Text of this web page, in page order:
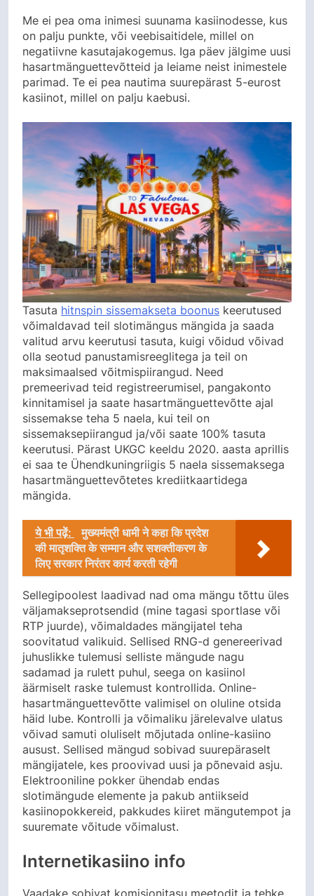
Me ei pea oma inimesi suunama kasiinodesse, kus
on palju punkte, või veebisaitidele, millel on
negatiivne kasutajakogemus. Iga päev jälgime uusi
hasartmänguettevõtteid ja leiame neist inimestele
parimad. Te ei pea nautima suurepärast 5-eurost
kasiinot, millel on palju kaebusi.
Tasuta hitnspin sissemakseta boonus keerutused
võimaldavad teil slotimängus mängida ja saada
valitud arvu keerutusi tasuta, kuigi võidud võivad
olla seotud panustamisreeglitega ja teil on
maksimaalsed võitmispiirangud. Need
premeerivad teid registreerumisel, pangakonto
kinnitamisel ja saate hasartmänguettevõtte ajal
sissemakse teha 5 naela, kui teil on
sissemaksepiirangud ja/või saate 100% tasuta
keerutusi. Pärast UKGC keeldu 2020. aasta aprillis
ei saa te Ühendkuningriigis 5 naela sissemaksega
hasartmänguettevõtetes krediitkaartidega
mängida.
ये भी पढ़ें:
मुख्यमंत्री धामी ने कहा कि प्रदेश
की मातृशक्ति के सम्मान और सशक्तीकरण के
लिए सरकार निरंतर कार्य करती रहेगी
Sellegipoolest laadivad nad oma mängu tõttu üles
väljamakseprotsendid (mine tagasi sportlase või
RTP juurde), võimaldades mängijatel teha
soovitatud valikuid. Sellised RNG-d genereerivad
juhuslikke tulemusi selliste mängude nagu
sadamad ja rulett puhul, seega on kasiinol
äärmiselt raske tulemust kontrollida. Online-
hasartmänguettevõtte valimisel on oluline otsida
häid lube. Kontrolli ja võimaliku järelevalve ulatus
võivad samuti oluliselt mõjutada online-kasiino
ausust. Sellised mängud sobivad suurepäraselt
mängijatele, kes proovivad uusi ja põnevaid asju.
Elektrooniline pokker ühendab endas
slotimängude elemente ja pakub antiikseid
kasiinopokkereid, pakkudes kiiret mängutempot ja
suuremate võitude võimalust.
Internetikasiino info
Vaadake sobivat komisjonitasu meetodit ja tehke